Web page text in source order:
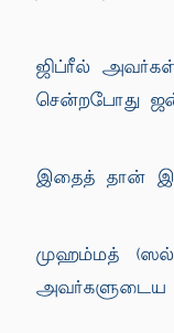
ஜிப்ரீல்
சென்றபோது
இதைத் தான்
முஹம்மத்
அவர்களுடைய